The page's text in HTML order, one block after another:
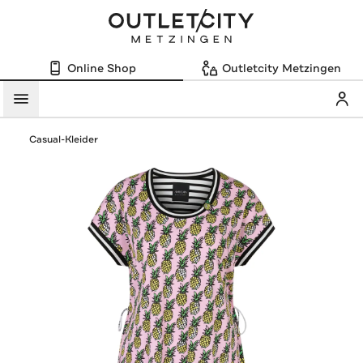
Online Shop Outletcity Metzingen
Menü
Casual-Kleider